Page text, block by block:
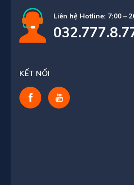
Liên hệ Hotline: 7:00 –
KẾT NỐI